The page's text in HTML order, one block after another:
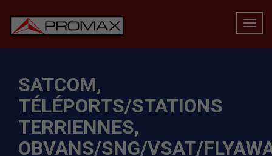
SATCOM,
TÉLÉPORTS/STATIONS
TERRIENNES,
OBVANS/SNG/VSAT/